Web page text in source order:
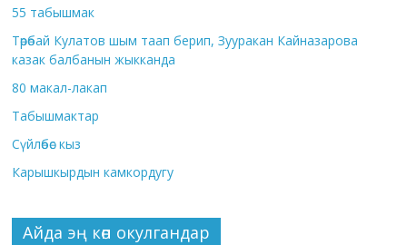
55 табышмак
Төрөбай Кулатов шым таап берип, Зууракан Кайназарова
казак балбанын жыкканда
80 макал-лакап
Табышмактар
Сүйлөбөс кыз
Карышкырдын камкордугу
Айда эң көп окулгандар